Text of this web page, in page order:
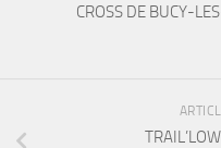
CROSS DE BUCY-